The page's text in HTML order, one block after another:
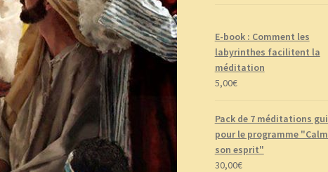
E-book : Comment les
labyrinthes facilitent la
méditation
5,00€
Pack de 7 méditations
pour le programme
son esprit"
30,00€